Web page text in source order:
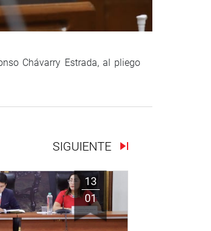
Chávarry Estrada, al pliego
SIGUIENTE
13
01